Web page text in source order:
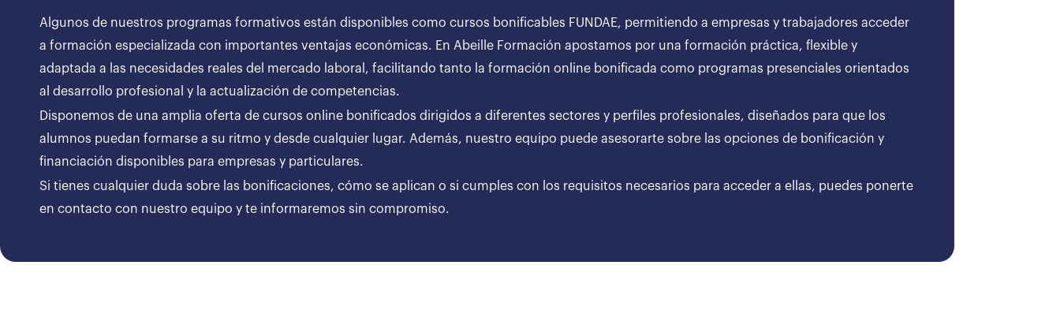
Algunos de nuestros programas formativos están disponibles como cursos bonificables FUNDAE, permitiendo a empresas y trabajadores acceder
a formación especializada con importantes ventajas económicas. En Abeille Formación apostamos por una formación práctica, flexible y
adaptada a las necesidades reales del mercado laboral, facilitando tanto la formación online bonificada como programas presenciales orientados
al desarrollo profesional y la actualización de competencias.
Disponemos de una amplia oferta de cursos online bonificados dirigidos a diferentes sectores y perfiles profesionales, diseñados para que los
alumnos puedan formarse a su ritmo y desde cualquier lugar. Además, nuestro equipo puede asesorarte sobre las opciones de bonificación y
financiación disponibles para empresas y particulares.
Si tienes cualquier duda sobre las bonificaciones, cómo se aplican o si cumples con los requisitos necesarios para acceder a ellas, puedes ponerte
en contacto con nuestro equipo y te informaremos sin compromiso.